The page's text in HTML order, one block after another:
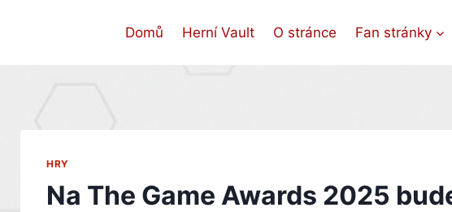
Domů Herní Vault O stránce Fan stránky
HRY
Na The Game Awards 2025